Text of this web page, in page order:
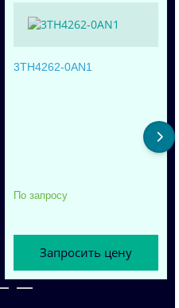
3TH4262-0AN1
По запросу
Запросить цену